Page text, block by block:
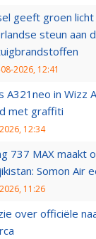
geeft groen
steun aan
2026, 12:41
A321neo in Wizz
met graffiti
12:34
737 MAX maakt
Somon Air
11:26
over officiële